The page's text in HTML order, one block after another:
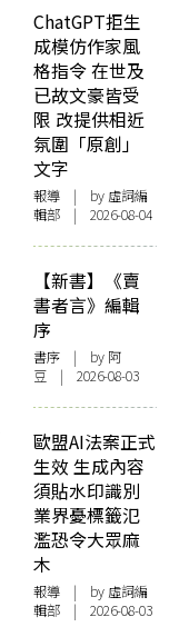
ChatGPT拒生
成模仿作家風
格指令 在世及
已故文豪皆受
限 改提供相近
氛圍「原創」
文字
報導 | by 虛詞編
輯部 | 2026-08-04
【新書】《賣
書者言》編輯
序
書序 | by 阿
豆 | 2026-08-03
歐盟AI法案正式
生效 生成內容
須貼水印識別
業界憂標籤氾
濫恐令大眾麻
木
報導 | by 虛詞編
輯部 | 2026-08-03